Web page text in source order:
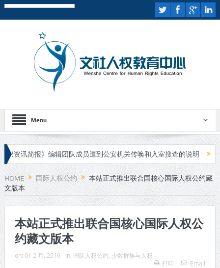
Menu
讯简报》编辑团队成员遭到公安机关传唤和入室搜查的说明 伊斯
进行庭审
HOME 国际人权公约
本站正式推出联合国核心国际人权公约藏
文版本
本站正式推出联合国核心国际人权公
约藏文版本
on: 01 2 月, 2016 In: 国际人权公约 少数群族与人权
打印
Email